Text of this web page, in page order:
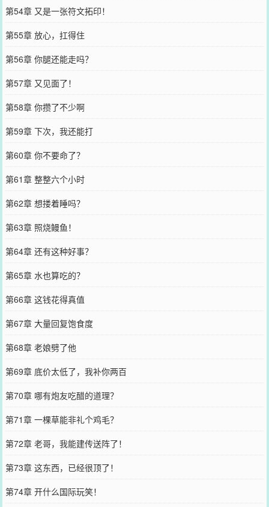
第54章 又是一张符文拓印！
第55章 放心，扛得住
第56章 你腿还能走吗？
第57章 又见面了！
第58章 你攒了不少啊
第59章 下次，我还能打
第60章 你不要命了？
第61章 整整六个小时
第62章 想搂着睡吗？
第63章 照烧鳗鱼！
第64章 还有这种好事？
第65章 水也算吃的？
第66章 这钱花得真值
第67章 大量回复饱食度
第68章 老娘劈了他
第69章 底价太低了，我补你两百
第70章 哪有炮友吃醋的道理？
第71章 一棵草能非礼个鸡毛？
第72章 老哥，我能建传送阵了！
第73章 这东西，已经很顶了！
第74章 开什么国际玩笑！